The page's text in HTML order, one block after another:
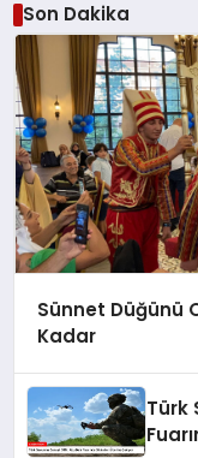
Son Dakika
Sünnet Düğünü
Kadar
Türk